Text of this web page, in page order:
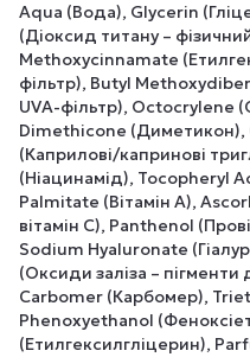
Aqua (Вода), Glycerin
(Діоксид титану –
Methoxycinnamate
фільтр), Butyl
UVA-фільтр), Octocrylene
Dimethicone
(Каприлові/капринові
(Ніацинамід), Tocopheryl
Palmitate (Вітамін А),
вітамін С), Panthenol
Sodium Hyaluronate
(Оксиди заліза –
Carbomer (Карбомер),
Phenoxyethanol
(Етилгексилгліцерин),